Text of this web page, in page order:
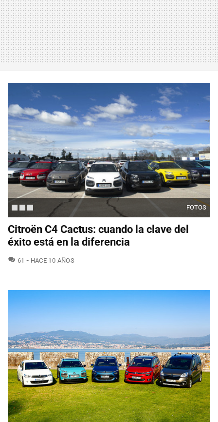
FOTOS
Citroën C4 Cactus: cuando la clave del
éxito está en la diferencia
61 COMENTARIOS
HACE 10 AÑOS